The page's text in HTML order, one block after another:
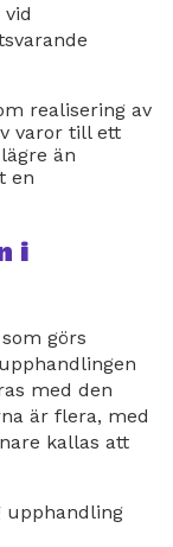
realisering av
varor till ett
än
en
i
görs
med den
är flera, med
kallas att
upphandling